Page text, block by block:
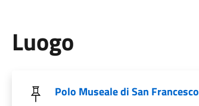
Luogo
Polo Museale di San Francesco